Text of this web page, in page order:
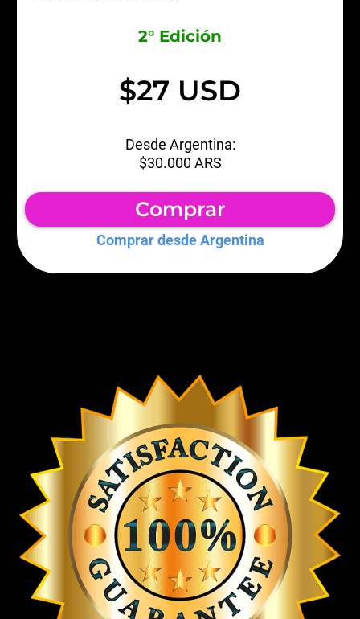
2° Edición
$27 USD
Desde Argentina:
$30.000 ARS
Comprar
Comprar desde Argentina